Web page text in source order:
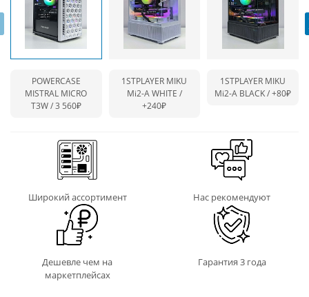
POWERCASE
MISTRAL MICRO
T3W / 3 560₽
1STPLAYER MIKU
Mi2-A WHITE /
+240₽
1STPLAYER MIKU
Mi2-A BLACK /+80₽
Широкий ассортимент Нас рекомендуют
Дешевле чем на
маркетплейсах
Гарантия 3 года